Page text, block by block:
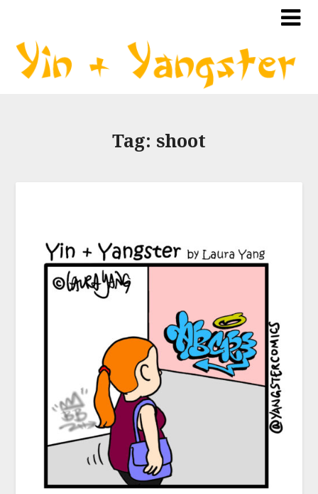
Tag: shoot